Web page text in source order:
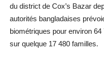
du district de Cox’s Bazar
autorités bangladaises
biométriques pour environ
sur quelque 17 480 familles.